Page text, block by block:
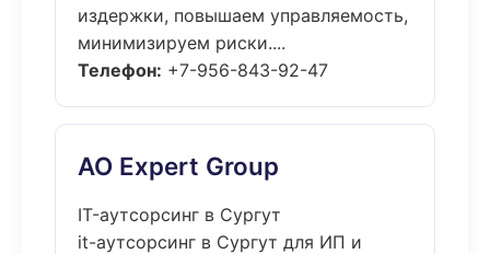
издержки, повышаем управляемость,
минимизируем риски....
Телефон: +7-956-843-92-47
АО Expert Group
IT-аутсорсинг в Сургут
it-аутсорсинг в Сургут для ИП и